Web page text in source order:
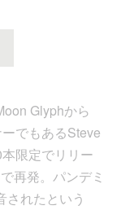
Glyphから
でもあるSteve
限定でリリー
再発。パンデミ
されたという